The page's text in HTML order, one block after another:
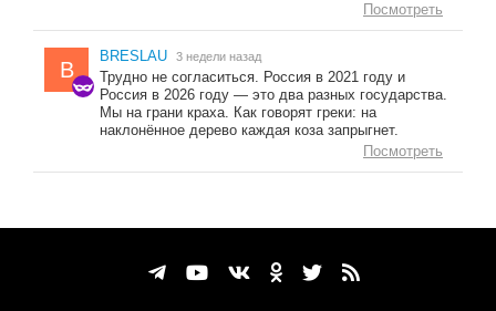
Посмотреть
B
BRESLAU 3 недели назад
Трудно не согласиться. Россия в 2021 году и
Россия в 2026 году — это два разных государства.
Мы на грани краха. Как говорят греки: на
наклонённое дерево каждая коза запрыгнет.
Посмотреть